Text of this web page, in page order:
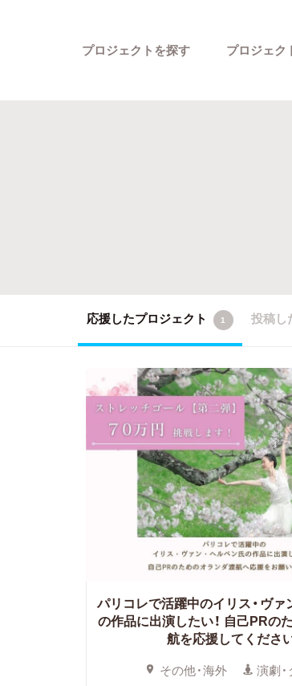
プロジェクトを探す プロジェク
応援したプロジェクト 1 投稿し
パリコレで活躍中のイリス・ヴァ
の作品に出演したい！ 自己PRの
航を応援してください
その他・海外 演劇